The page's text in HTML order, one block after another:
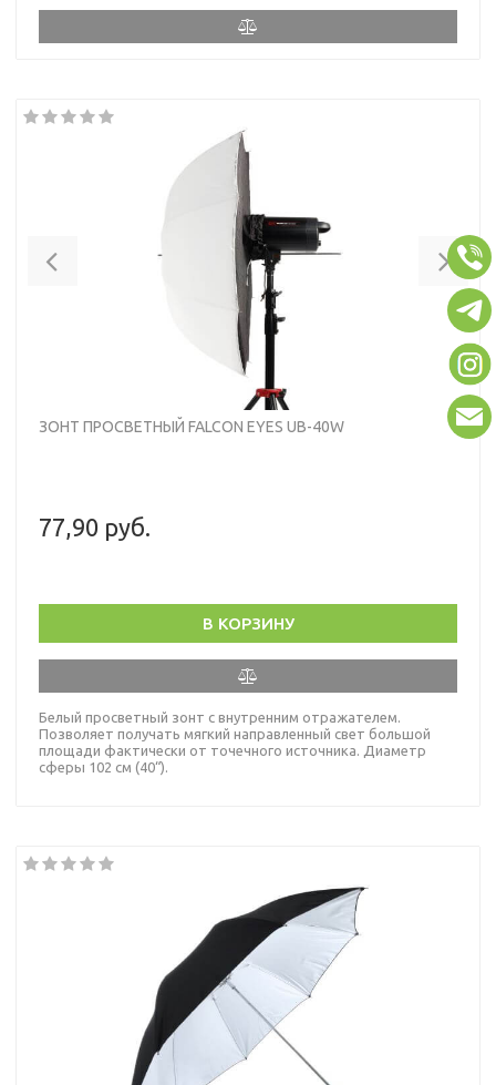
Next
ЗОНТ ПРОСВЕТНЫЙ FALCON EYES UB-40W
77,90 руб.
В КОРЗИНУ
Белый просветный зонт с внутренним отражателем.
Позволяет получать мягкий направленный свет большой
площади фактически от точечного источника. Диаметр
сферы 102 см (40“).